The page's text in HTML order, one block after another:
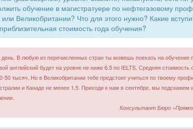
обучение в магистратуере по нефтегазовому
Великобритании? Что для этого нужно? Какие
стоимость года обучения?
В любую из перечисленных стран ты можешь поехать на обучение
английский будет на уровне не ниже 6.5 по IELTS. Средняя стоимость
50 тысяч. Но в Великобритании тебе предстоит учиться по твоему
и Канаде не менее 1,5. Приходи к нам в сентябре, мы подскажем
Консультант Бюро